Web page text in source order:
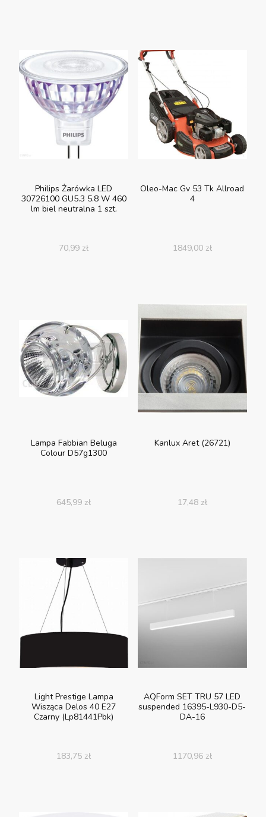
Philips Żarówka LED
30726100 GU5.3 5.8 W 460
lm biel neutralna 1 szt.
70,99 zł
Oleo-Mac Gv 53 Tk Allroad
4
1849,00 zł
Lampa Fabbian Beluga
Colour D57g1300
645,99 zł
Kanlux Aret (26721)
17,48 zł
Light Prestige Lampa
Wisząca Delos 40 E27
Czarny (Lp81441Pbk)
183,75 zł
AQForm SET TRU 57 LED
suspended 16395-L930-D5-
DA-16
1170,96 zł